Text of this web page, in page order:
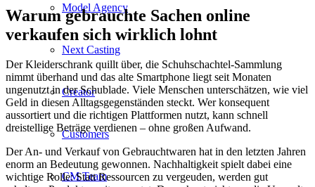
Model Agency
Next Casting
Creator
Customers
CM Team
Warum gebrauchte Sachen online
verkaufen sich wirklich lohnt
Der Kleiderschrank quillt über, die Schuhschachtel-Sammlung
nimmt überhand und das alte Smartphone liegt seit Monaten
ungenutzt in der Schublade. Viele Menschen unterschätzen, wie viel
Geld in diesen Alltagsgegenständen steckt. Wer konsequent
aussortiert und die richtigen Plattformen nutzt, kann schnell
dreistellige Beträge verdienen – ohne großen Aufwand.
Der An- und Verkauf von Gebrauchtwaren hat in den letzten Jahren
enorm an Bedeutung gewonnen. Nachhaltigkeit spielt dabei eine
wichtige Rolle: Statt Ressourcen zu vergeuden, werden gut